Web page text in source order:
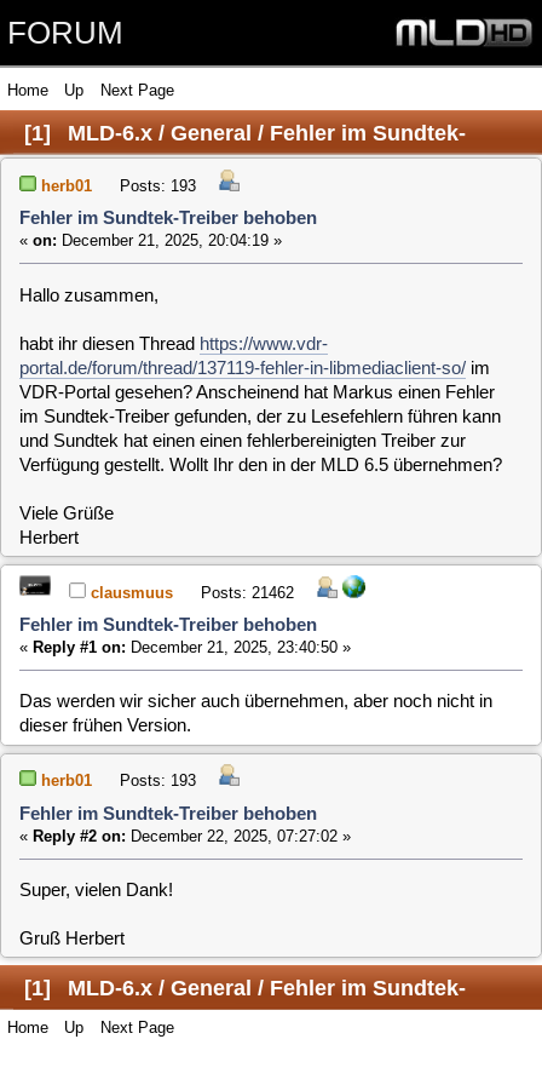
FORUM
[1] MLD-6.x / General / Fehler im Sundtek-
Treiber behoben
herb01 Posts: 193
Fehler im Sundtek-Treiber behoben
Hallo zusammen,
habt ihr diesen Thread
portal.de/forum/thread/137119-fehler-in-libmediaclient-so/
im Sundtek-Treiber gefunden, der zu Lesefehlern führen kann
und Sundtek hat einen einen fehlerbereinigten Treiber zur
Verfügung gestellt. Wollt Ihr den in der MLD 6.5 übernehmen?
Viele Grüße
Herbert
Fehler im Sundtek-Treiber behoben
«Reply #1 on:
Das werden wir sicher auch übernehmen, aber noch nicht in
herb01 Posts: 193
«Reply #2 on:December 22, 2025, 07:27:02 »
Super, vielen Dank!
Gruß Herbert
[ 1] MLD-6.x / General / Fehler im Sundtek-
Treiber behoben Jump to:
Home Up Next Page
Users Online
0 Members and 1 Guest are viewing this topic.